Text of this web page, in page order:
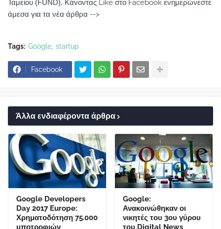
Ταμείου (FUND). Κάνοντας Like στο Facebook ενημερώνεστε
άμεσα για τα νέα άρθρα -->
Tags: Google startup
Facebook
Άλλα ενδιαφέροντα άρθρα
Google Developers
Day 2017 Europe:
Χρηματοδότηση 75.000
υποτροφιών
Google:
Ανακοινώθηκαν οι
νικητές του 3ου γύρου
του Digital News